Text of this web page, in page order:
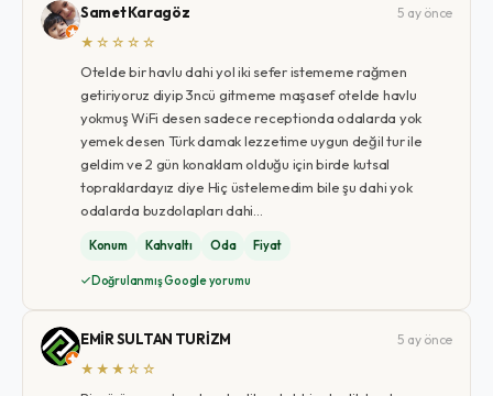
Samet Karagöz
5 ay önce
★☆☆☆☆
Otelde bir havlu dahi yol iki sefer istememe rağmen
getiriyoruz diyip 3ncü gitmeme maşasef otelde havlu
yokmuş WiFi desen sadece receptionda odalarda yok
yemek desen Türk damak lezzetime uygun değil tur ile
geldim ve 2 gün konaklam olduğu için birde kutsal
topraklardayız diye Hiç üstelemedim bile şu dahi yok
odalarda buzdolapları dahi…
Konum Kahvaltı Oda Fiyat
Doğrulanmış Google yorumu
EMİR SULTAN TURİZM
5 ay önce
★★★☆☆